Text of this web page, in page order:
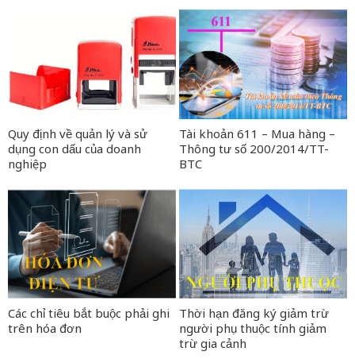
Quy định về quản lý và sử
dụng con dấu của doanh
nghiệp
Tài khoản 611 – Mua hàng –
Thông tư số 200/2014/TT-
BTC
Các chỉ tiêu bắt buộc phải ghi
trên hóa đơn
Thời hạn đăng ký giảm trừ
người phụ thuộc tính giảm
trừ gia cảnh